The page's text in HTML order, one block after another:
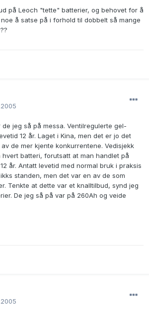
på Leoch "tette" batterier, og behovet for å
å satse på i forhold til dobbelt så mange
jeg så på messa. Ventilregulerte gel-
12 år. Laget i Kina, men det er jo det
de mer kjente konkurrentene. Vedisjekk
hvert batteri, forutsatt at man handlet på
år. Antatt levetid med normal bruk i praksis
standen, men det var en av de som
Tenkte at dette var et knalltilbud, synd jeg
De jeg så på var på 260Ah og veide